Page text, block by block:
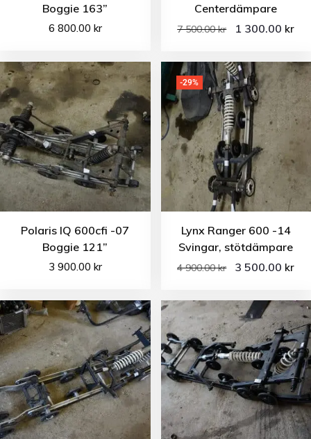
Boggie 163”
6 800.00 kr
Centerdämpare
7 500.00kr 1 300.00 kr
Polaris IQ 600cfi -07
Boggie 121”
3 900.00 kr
-29%
Lynx Ranger 600 -14
Svingar, stötdämpare
4 900.00kr 3 500.00 kr